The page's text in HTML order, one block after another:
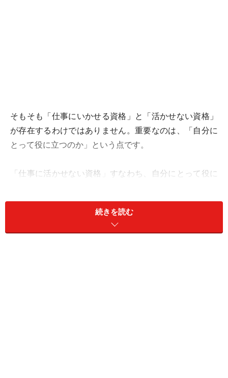
そもそも「仕事にいかせる資格」と「活かせない資格」
が存在するわけではありません。重要なのは、「自分に
とって役に立つのか」という点です。
「仕事に活かせない資格」すなわち、自分にとって役に
今就いている職種と、直接関係がない「ペーパー資
続きを読む